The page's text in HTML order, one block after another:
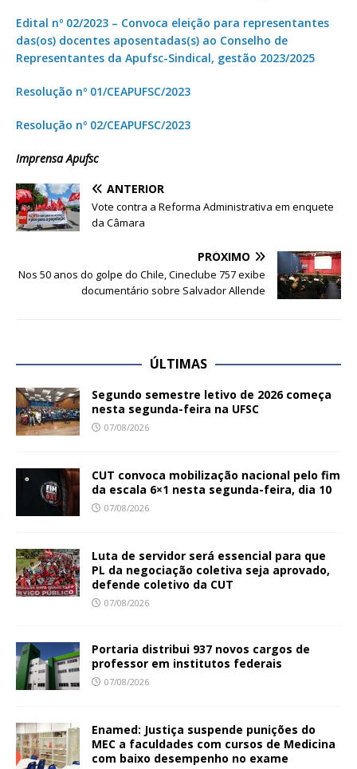
Edital nº 02/2023 – Convoca eleição para representantes
das(os) docentes aposentadas(s) ao Conselho de
Representantes da Apufsc-Sindical, gestão 2023/2025
Resolução nº 01/CEAPUFSC/2023
Resolução nº 02/CEAPUFSC/2023
Imprensa Apufsc
ANTERIOR
Vote contra a Reforma Administrativa em enquete
da Câmara
PRÓXIMO
Nos 50 anos do golpe do Chile, Cineclube 757 exibe
documentário sobre Salvador Allende
ÚLTIMAS
Segundo semestre letivo de 2026 começa
nesta segunda-feira na UFSC
07/08/2026
CUT convoca mobilização nacional pelo fim
da escala 6×1 nesta segunda-feira, dia 10
07/08/2026
Luta de servidor será essencial para que
PL da negociação coletiva seja aprovado,
defende coletivo da CUT
07/08/2026
Portaria distribui 937 novos cargos de
professor em institutos federais
07/08/2026
Enamed: Justiça suspende punições do
MEC a faculdades com cursos de Medicina
com baixo desempenho no exame